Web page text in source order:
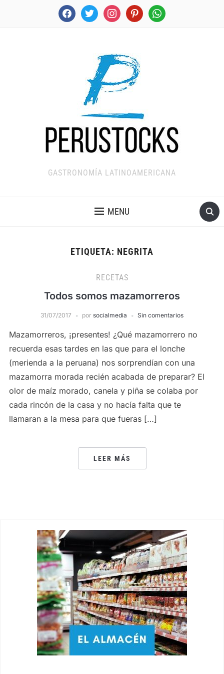
facebooktwitter instagrampinterestwhatsapp
GASTRONOMÍA LATINOAMERICANA
MENU
ETIQUETA: NEGRITA
RECETAS
Todos somos mazamorreros
31/07/2017 por socialmedia Sin comentarios
Mazamorreros, ¡presentes! ¿Qué mazamorrero no
recuerda esas tardes en las que para el lonche
(merienda a la peruana) nos sorprendían con una
mazamorra morada recién acabada de preparar? El
olor de maíz morado, canela y piña se colaba por
cada rincón de la casa y no hacía falta que te
llamaran a la mesa para que fueras […]
LEER MÁS